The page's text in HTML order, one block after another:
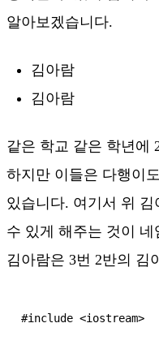
알아보겠습니다.
김아람
김아람
같은 학교 같은 학년에
하지만 이들은 다행이
있습니다. 여기서 위
수 있게 해주는 것이 네
김아람은 3번 2반의 김
#include <iostream>